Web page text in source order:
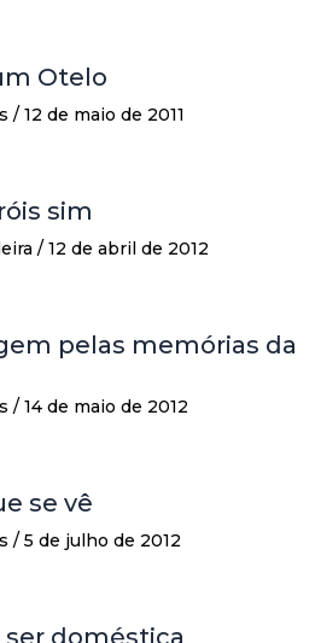
Otelo
/ 12 de maio de 2011
sim
/ 12 de abril de 2012
pelas memórias da
/ 14 de maio de 2012
se vê
/ 5 de julho de 2012
ser doméstica